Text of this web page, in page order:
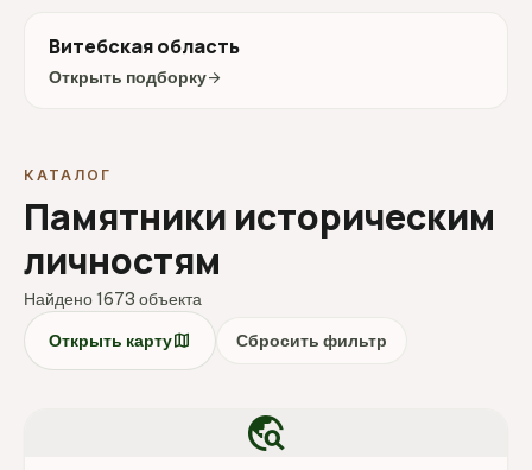
Витебская область
Открыть подборкуarrow_forward
КАТАЛОГ
Памятники историческим
личностям
Найдено 1673 объекта
Открыть картуmap Сбросить фильтр
travel_explore